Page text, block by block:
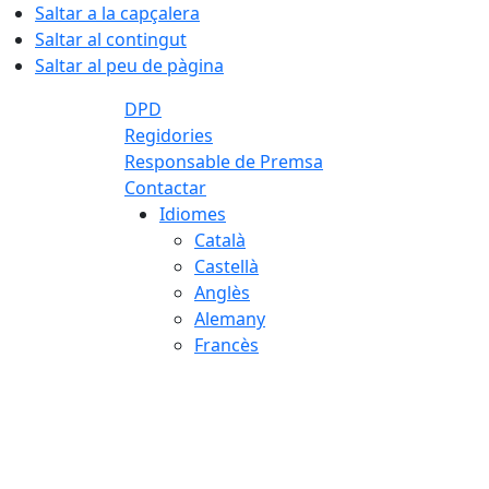
Saltar a la capçalera
Saltar al contingut
Saltar al peu de pàgina
DPD
Regidories
Responsable de Premsa
Contactar
Idiomes
Català
Castellà
Anglès
Alemany
Francès